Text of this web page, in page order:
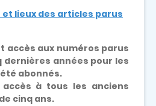
lieux des articles parus
accès aux numéros parus
dernières années pour les
été abonnés.
à tous les anciens
cinq ans.